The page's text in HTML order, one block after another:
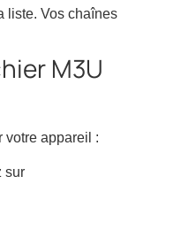
liste. Vos chaînes
M3U
votre appareil :
sur